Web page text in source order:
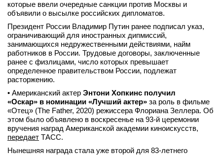
Вход
которые ввели очередные санкции против Москвы и
объявили о высылке российских дипломатов.
Президент России Владимир Путин ранее подписал указ,
ограничивающий для иностранных дипмиссий,
занимающихся недружественными действиями, найм
работников в России. Трудовые договоры, заключенные
ранее с физлицами, число которых превышает
определенное правительством России, подлежат
расторжению.
• Американский актер Энтони Хопкинс получил
«Оскар» в номинации «Лучший актер» за роль в фильме
«Отец» (The Father, 2020) режиссера Флориана Зеллера. Об
этом было объявлено в воскресенье на 93-й церемонии
вручения наград Американской академии киноискусств,
передает ТАСС.
Нынешняя награда стала уже второй для 83-летнего